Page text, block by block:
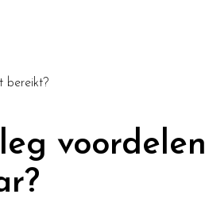
bereikt?
voordelen